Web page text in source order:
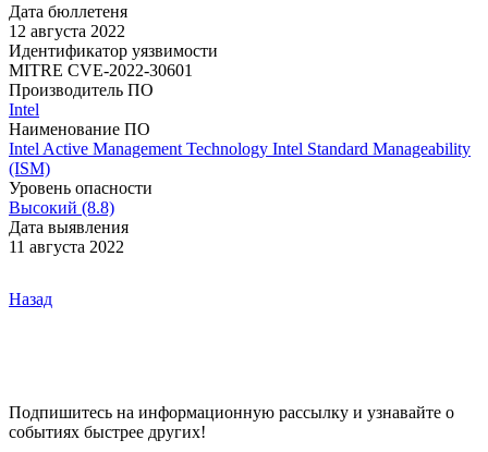
Дата бюллетеня
12 августа 2022
Идентификатор уязвимости
MITRE CVE-2022-30601
Производитель ПО
Intel
Наименование ПО
Intel Active Management Technology Intel Standard Manageability
(ISM)
Уровень опасности
Высокий (8.8)
Дата выявления
11 августа 2022
Назад
Подпишитесь на информационную рассылку и узнавайте о
событиях быстрее других!